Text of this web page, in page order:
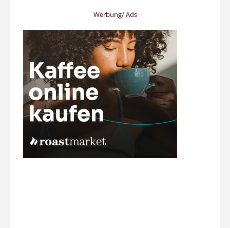
Werbung/ Ads